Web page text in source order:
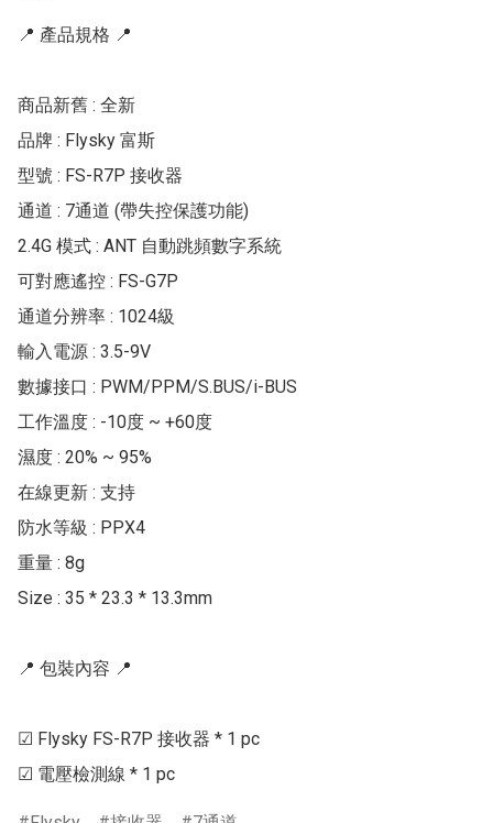
📍 產品規格 📍
商品新舊 : 全新
品牌 : Flysky 富斯
型號 : FS-R7P 接收器
通道 : 7通道 (帶失控保護功能)
2.4G 模式 : ANT 自動跳頻數字系統
可對應遙控 : FS-G7P
通道分辨率 : 1024級
輸入電源 : 3.5-9V
數據接口 : PWM/PPM/S.BUS/i-BUS
工作溫度 : -10度 ~ +60度
濕度 : 20% ~ 95%
在線更新 : 支持
防水等級 : PPX4
重量 : 8g
Size : 35 * 23.3 * 13.3mm
📍 包裝內容 📍
☑ Flysky FS-R7P 接收器 * 1 pc
☑ 電壓檢測線 * 1 pc